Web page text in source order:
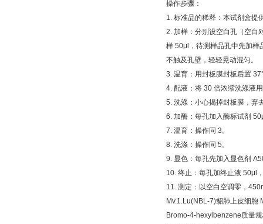
操作步骤：
1. 标准品的稀释：本试剂盒提
2. 加样：分别设空白孔（空白
样 50μl
，待测样品孔中先加样
不触及孔壁，轻轻晃动混匀。
3. 温育：用封板膜封板后置 37
4. 配液：将 30 倍浓缩洗涤液
5. 洗涤：小心揭掉封板膜，弃
6. 加酶：每孔加入酶标试剂
7. 温育：操作同 3。
8. 洗涤：操作同 5。
9. 显色：每孔先加入显色剂
10. 终止：每孔加终止液 50μl
11. 测定：以空白空调零，
Mv.1.Lu(NBL-7)貂肺上皮细胞
Bromo-4-hexylbenzene质量